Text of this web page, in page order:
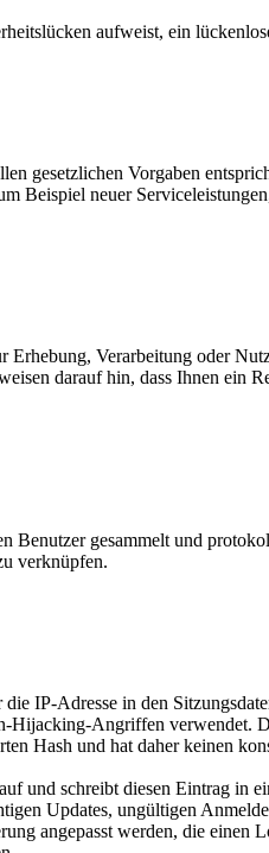
aufweist, ein
gesetzlichen Vorgaben
Beispiel neuer
Erhebung, Verarbeitung oder
darauf hin, dass Ihnen ein
Benutzer gesammelt und
verknüpfen.
IP-Adresse in den
Hijacking-Angriffen verwendet.
Hash und hat daher keinen
und schreibt diesen Eintrag
Updates, ungültigen
angepasst werden, die